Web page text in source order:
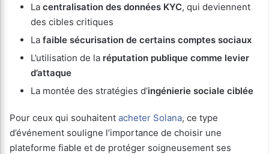
La centralisation des données KYC, qui deviennent
des cibles critiques
La faible sécurisation de certains comptes sociaux
L’utilisation de la réputation publique comme levier
d’attaque
La montée des stratégies d’ingénierie sociale ciblée
Pour ceux qui souhaitent acheter Solana, ce type
d’événement souligne l’importance de choisir une
plateforme fiable et de protéger soigneusement ses